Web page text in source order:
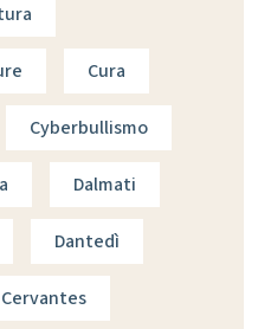
Cura
Cyberbullismo
Dalmati
Dantedì
Cervantes